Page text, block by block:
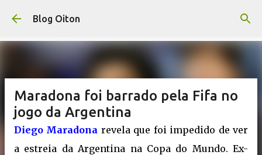
Pular para o conteúdo principal
Blog Oiton
Maradona foi barrado pela Fifa no
jogo da Argentina
Diego Maradona revela que foi impedido de ver
a estreia da Argentina na Copa do Mundo. Ex-